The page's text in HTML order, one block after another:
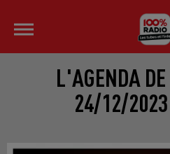
L'AGENDA
24/12/